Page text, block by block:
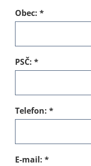
Obec: *
PSČ: *
Telefon: *
E-mail: *